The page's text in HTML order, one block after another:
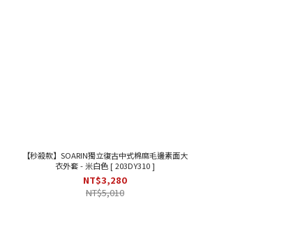
【秒殺款】SOARIN獨立復古中式棉麻毛邊素面大
衣外套 - 米白色 [ 203DY310 ]
NT$3,280
NT$5,010